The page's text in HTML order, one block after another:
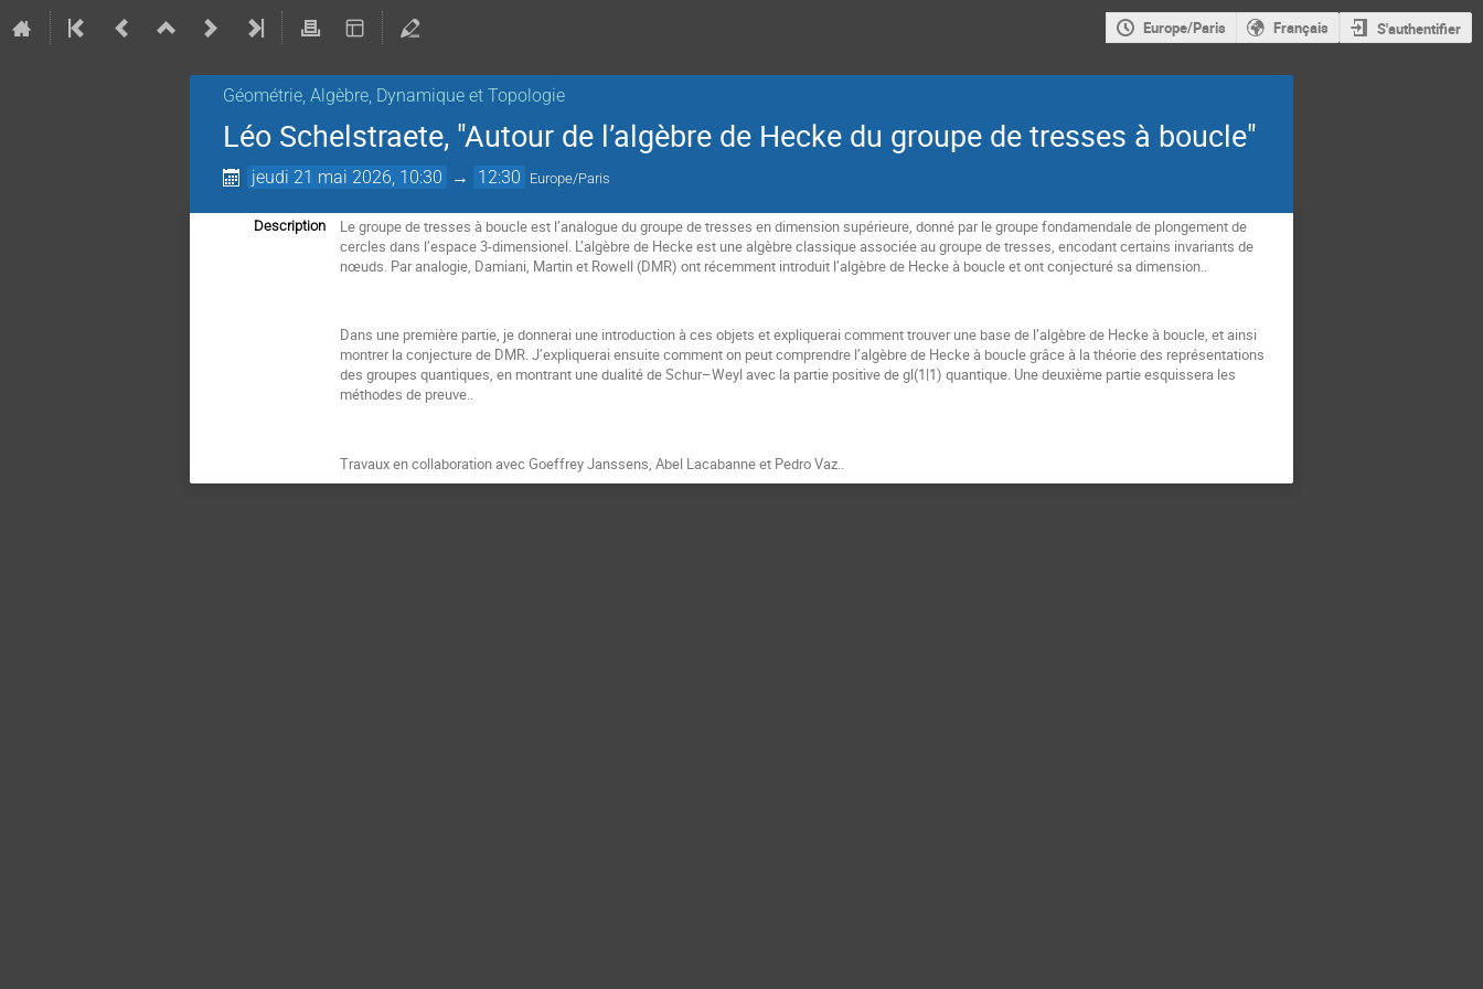
Europe/Paris Français S'authentifier
Géométrie, Algèbre, Dynamique et Topologie
Léo Schelstraete, "Autour de l’algèbre de Hecke du groupe de tresses à boucle"
jeudi 21 mai 2026, 10:30 → 12:30 Europe/Paris
Description
Le groupe de tresses à boucle est l’analogue du groupe de tresses en dimension supérieure, donné par le groupe fondamendale de plongement de
cercles dans l’espace 3-dimensionel. L’algèbre de Hecke est une algèbre classique associée au groupe de tresses, encodant certains invariants de
nœuds. Par analogie, Damiani, Martin et Rowell (DMR) ont récemment introduit l’algèbre de Hecke à boucle et ont conjecturé sa dimension..
Dans une première partie, je donnerai une introduction à ces objets et expliquerai comment trouver une base de l’algèbre de Hecke à boucle, et ainsi
montrer la conjecture de DMR. J’expliquerai ensuite comment on peut comprendre l’algèbre de Hecke à boucle grâce à la théorie des représentations
des groupes quantiques, en montrant une dualité de Schur–Weyl avec la partie positive de gl(1|1) quantique. Une deuxième partie esquissera les
méthodes de preuve..
Travaux en collaboration avec Goeffrey Janssens, Abel Lacabanne et Pedro Vaz..